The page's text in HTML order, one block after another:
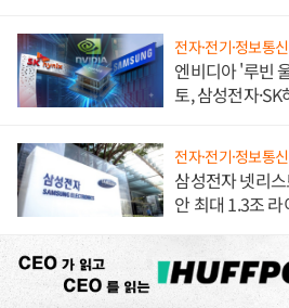
전자·전기·정보통신
엔비디아 '루빈
토, 삼성전자
전자·전기·정보통신
삼성전자 넷리
안 최대 1.3조